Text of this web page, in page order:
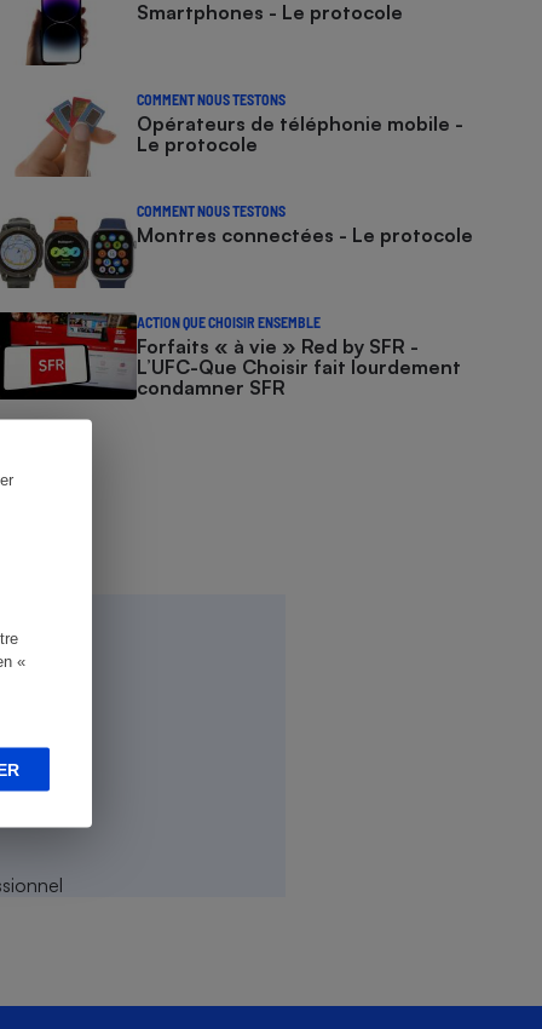
«
Smartphones - Le protocole
COMMENT NOUS TESTONS
Opérateurs de téléphonie mobile -
Le protocole
COMMENT NOUS TESTONS
Montres connectées - Le protocole
ACTION QUE CHOISIR ENSEMBLE
Forfaits « à vie » Red by SFR -
L’UFC-Que Choisir fait lourdement
condamner SFR